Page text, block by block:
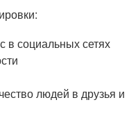
в социальных сетях
людей в друзья и